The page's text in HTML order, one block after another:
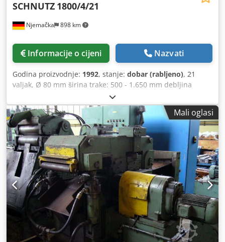
Njemačka 898 km
SCHNUTZ 1800/4/21
Informacije o cijeni Nazvati
Godina proizvodnje: 1992, stanje: dobar (rabljeno), 21
valjak, Ø 80 mm širina trake: 500 - 1.650 mm debljina
trake: 1 - 5 mm Codpfx Aheg Iirneqsrf
Mali oglasi